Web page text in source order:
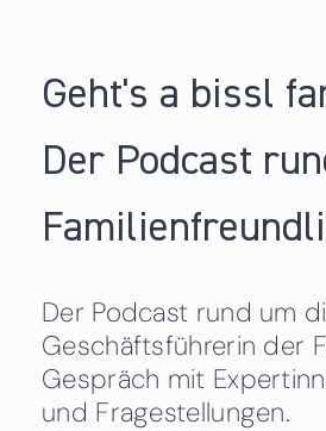
Geht's a bissl
Der Podcast
Der Podcast rund um
Geschäftsführerin der
Gespräch mit
und Fragestellungen.